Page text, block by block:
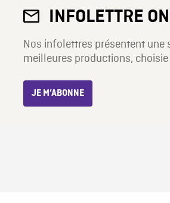
INFOLETTRE
Nos infolettres présentent une
meilleures productions,
JE M’ABONNE